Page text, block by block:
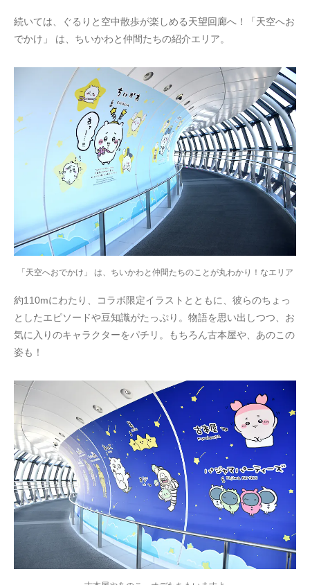
続いては、ぐるりと空中散歩が楽しめる天望回廊へ！「天空へお
でかけ」 は、ちいかわと仲間たちの紹介エリア。
「天空へおでかけ」 は、ちいかわと仲間たちのことが丸わかり！なエリア
約110mにわたり、コラボ限定イラストとともに、彼らのちょっ
としたエピソードや豆知識がたっぷり。物語を思い出しつつ、お
気に入りのキャラクターをパチリ。もちろん古本屋や、あのこの
姿も！